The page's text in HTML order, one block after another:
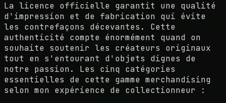
La licence officielle garantit une qualité
d'impression et de fabrication qui évite
les contrefaçons décevantes. Cette
authenticité compte énormément quand on
souhaite soutenir les créateurs originaux
tout en s'entourant d'objets dignes de
notre passion. Les cinq catégories
essentielles de cette gamme merchandising
selon mon expérience de collectionneur :